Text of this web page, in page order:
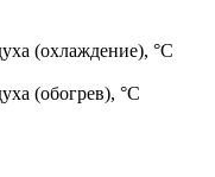
(охлаждение), °C
(обогрев), °C